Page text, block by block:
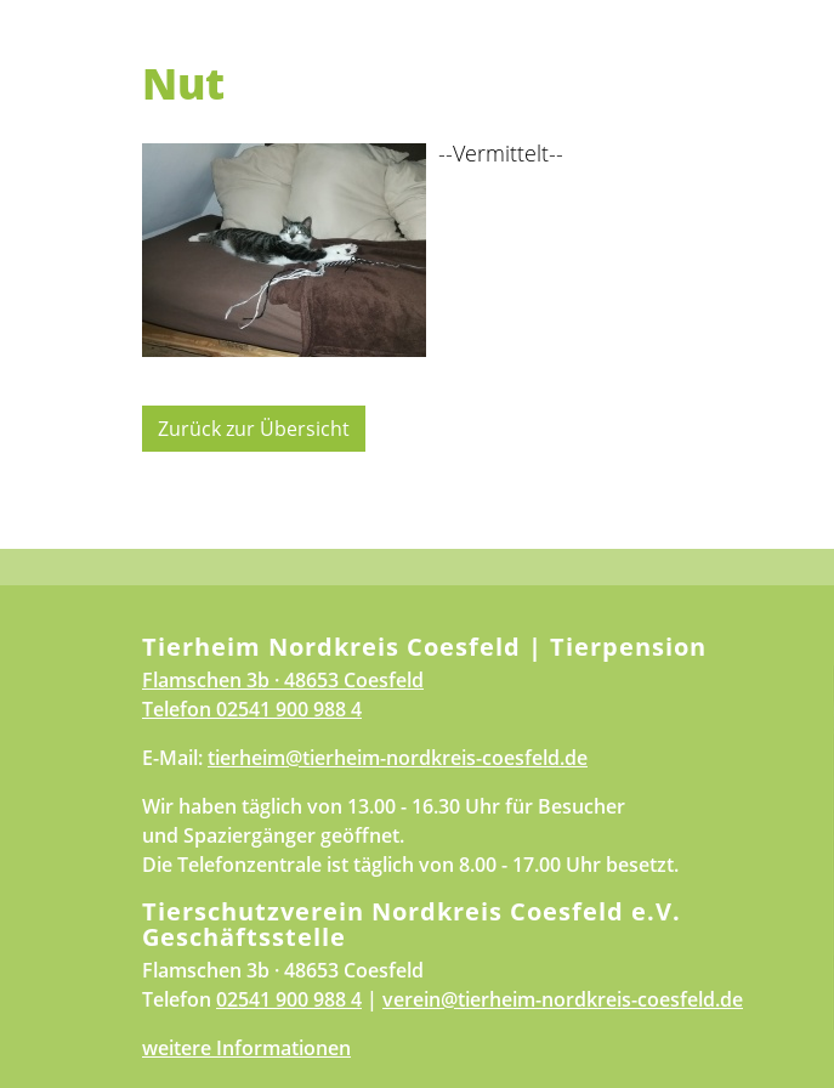
Nut
--Vermittelt--
Zurück zur Übersicht
Tierheim Nordkreis Coesfeld | Tierpension
Flamschen 3b · 48653 Coesfeld
Telefon 02541 900 988 4
E-Mail:tierheim@tierheim-nordkreis-coesfeld.de
Wir haben täglich von 13.00 - 16.30 Uhr für Besucher
und Spaziergänger geöffnet.
Die Telefonzentrale ist täglich von 8.00 - 17.00 Uhr besetzt.
Tierschutzverein Nordkreis Coesfeld e.V.
Geschäftsstelle
Flamschen 3b · 48653 Coesfeld
Telefon 02541 900 988 4 | verein@tierheim-nordkreis-coesfeld.de
weitere Informationen